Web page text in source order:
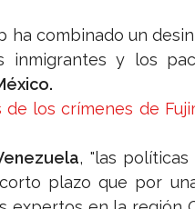
ha combinado un
y los
de los crímenes de
, "las
plazo que por